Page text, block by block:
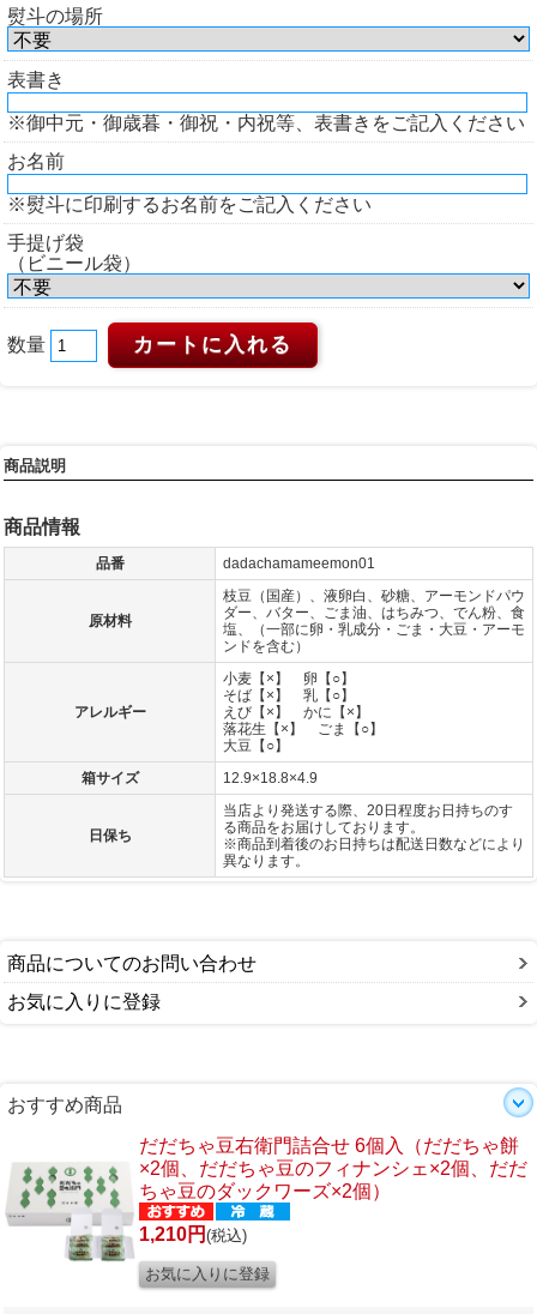
熨斗の場所
表書き
※御中元・御歳暮・御祝・内祝等、表書きをご記入ください
お名前
※熨斗に印刷するお名前をご記入ください
手提げ袋
（ビニール袋）
数量
商品説明
商品情報
品番 dadachamameemon01
原材料
枝豆（国産）、液卵白、砂糖、アーモンドパウ
ダー、バター、ごま油、はちみつ、でん粉、食
塩、（一部に卵・乳成分・ごま・大豆・アーモ
ンドを含む）
アレルギー
小麦【×】 卵【○】
そば【×】 乳【○】
えび【×】 かに【×】
落花生【×】 ごま【○】
大豆【○】
箱サイズ
12.9×18.8×4.9
日保ち
当店より発送する際、20日程度お日持ちのす
る商品をお届けしております。
※商品到着後のお日持ちは配送日数などにより
異なります。
商品についてのお問い合わせ
お気に入りに登録
おすすめ商品
だだちゃ豆右衛門詰合せ 6個入（だだちゃ餅
×2個、だだちゃ豆のフィナンシェ×2個、だだ
ちゃ豆のダックワーズ×2個）
1,210円 (税込)